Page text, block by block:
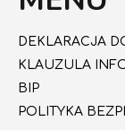
DEKLARACJA
KLAUZULA
BIP
POLITYKA